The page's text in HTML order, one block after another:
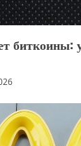
биткоины: